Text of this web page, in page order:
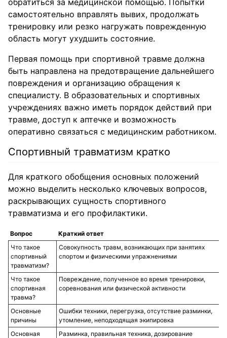
обратиться за медицинской помощью. Попытки
самостоятельно вправлять вывих, продолжать
тренировку или резко нагружать поврежденную
область могут ухудшить состояние.
Первая помощь при спортивной травме должна
быть направлена на предотвращение дальнейшего
повреждения и организацию обращения к
специалисту. В образовательных и спортивных
учреждениях важно иметь порядок действий при
травме, доступ к аптечке и возможность
оперативно связаться с медицинским работником.
Спортивный травматизм кратко
Для краткого обобщения основных положений
можно выделить несколько ключевых вопросов,
раскрывающих сущность спортивного
травматизма и его профилактики.
Вопрос
Краткий ответ
Что такое
спортивный
травматизм?
Совокупность травм, возникающих при занятиях
спортом и физическими упражнениями
Что такое
спортивная
травма?
Повреждение, полученное во время тренировки,
соревнования или физической активности
Основные
причины
Ошибки техники, перегрузка, отсутствие разминки,
утомление, неподходящая экипировка
Основная
Разминка, правильная техника, дозирование